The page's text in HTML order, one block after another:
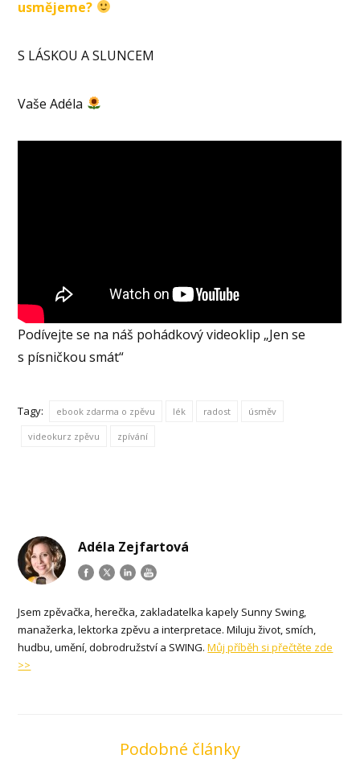
usmějeme?
S LÁSKOU A SLUNCEM
Vaše Adéla
Podívejte se na náš pohádkový videoklip „Jen se
s písničkou smát“
Tagy: ebook zdarma o zpěvu lék radost úsměv
videokurz zpěvu zpívání
Adéla Zejfartová
Jsem zpěvačka, herečka, zakladatelka kapely Sunny Swing,
manažerka, lektorka zpěvu a interpretace. Miluju život, smích,
hudbu, umění, dobrodružství a SWING.Můj příběh si přečtěte zde
>>
Podobné články